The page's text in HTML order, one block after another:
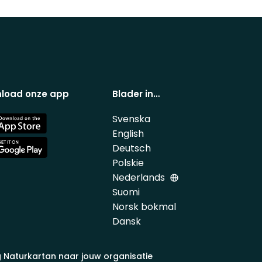
onze app Blader in…
Svenska
English
Deutsch
Polskie
Nederlands
Suomi
Norsk bokmal
Dansk
Naturkartan naar jouw organisatie